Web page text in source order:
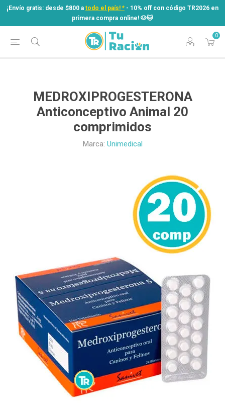
¡Envío gratis: desde $800 a todo el país! * - 10% off con código TR2026 en
primera compra online! ​🐶​🐱
0
¡Envío gratis: desde $800 atodo el país! *
- 10% off con código TR2026 en
primera compra online! ​🐶​🐱
MEDROXIPROGESTERONA
Anticonceptivo Animal 20
comprimidos
Marca: Unimedical